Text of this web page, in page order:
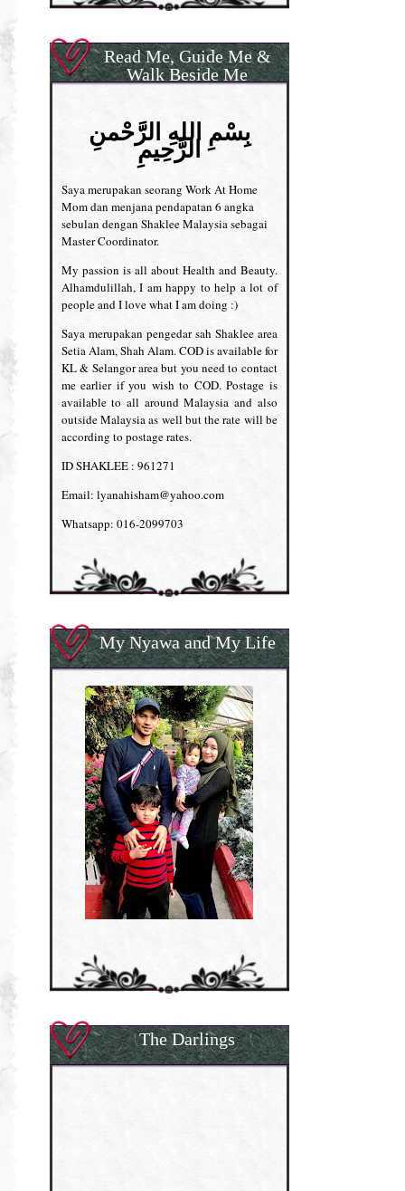
Read Me, Guide Me &
Walk Beside Me
بِسْمِ اللهِ الرَّحْمنِ
الرَّحِيمِ
Saya merupakan seorang Work At Home
Mom dan menjana pendapatan 6 angka
sebulan dengan Shaklee Malaysia sebagai
Master Coordinator.
My passion is all about Health and Beauty.
Alhamdulillah, I am happy to help a lot of
people and I love what I am doing :)
Saya merupakan pengedar sah Shaklee area
Setia Alam, Shah Alam. COD is available for
KL & Selangor area but you need to contact
me earlier if you wish to COD. Postage is
available to all around Malaysia and also
outside Malaysia as well but the rate will be
according to postage rates.
ID SHAKLEE : 961271
Email: lyanahisham@yahoo.com
Whatsapp: 016-2099703
My Nyawa and My Life
The Darlings